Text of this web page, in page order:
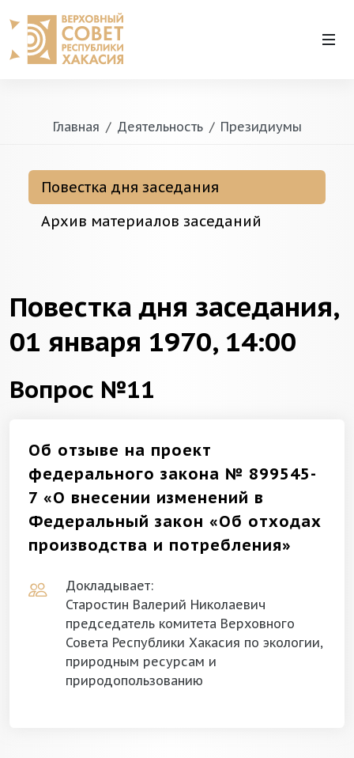
Главная Деятельность Президиумы
Повестка дня заседания
Архив материалов заседаний
Повестка дня заседания,
01 января 1970, 14:00
Вопрос №11
Об отзыве на проект
федерального закона № 899545-
7 «О внесении изменений в
Федеральный закон «Об отходах
производства и потребления»
Докладывает:
Старостин Валерий Николаевич
председатель комитета Верховного
Совета Республики Хакасия по экологии,
природным ресурсам и
природопользованию